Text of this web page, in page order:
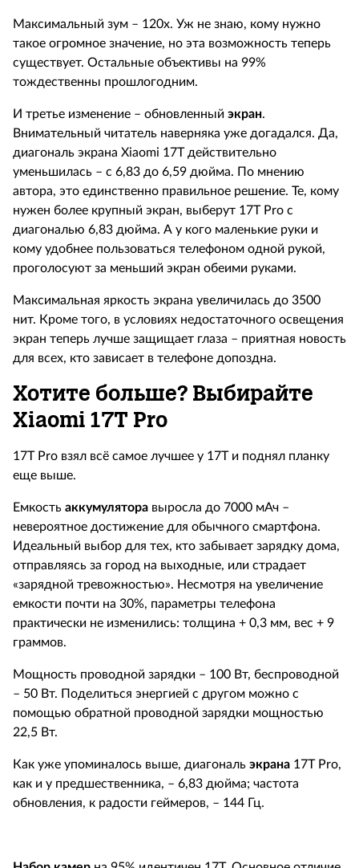
Максимальный зум – 120x. Уж не знаю, кому нужно
такое огромное значение, но эта возможность теперь
существует. Остальные объективы на 99%
тождественны прошлогодним.
И третье изменение – обновленный экран.
Внимательный читатель наверняка уже догадался. Да,
диагональ экрана Xiaomi 17T действительно
уменьшилась – с 6,83 до 6,59 дюйма. По мнению
автора, это единственно правильное решение. Те, кому
нужен более крупный экран, выберут 17T Pro с
диагональю 6,83 дюйма. А у кого маленькие руки и
кому удобнее пользоваться телефоном одной рукой,
проголосуют за меньший экран обеими руками.
Максимальная яркость экрана увеличилась до 3500
нит. Кроме того, в условиях недостаточного освещения
экран теперь лучше защищает глаза – приятная новость
для всех, кто зависает в телефоне допоздна.
Хотите больше? Выбирайте
Xiaomi 17T Pro
17T Pro взял всё самое лучшее у 17Т и поднял планку
еще выше.
Емкость аккумулятора выросла до 7000 мАч –
невероятное достижение для обычного смартфона.
Идеальный выбор для тех, кто забывает зарядку дома,
отправляясь за город на выходные, или страдает
«зарядной тревожностью». Несмотря на увеличение
емкости почти на 30%, параметры телефона
практически не изменились: толщина + 0,3 мм, вес + 9
граммов.
Мощность проводной зарядки – 100 Вт, беспроводной
– 50 Вт. Поделиться энергией с другом можно с
помощью обратной проводной зарядки мощностью
22,5 Вт.
Как уже упоминалось выше, диагональ экрана 17T Pro,
как и у предшественника, – 6,83 дюйма; частота
обновления, к радости геймеров, – 144 Гц.